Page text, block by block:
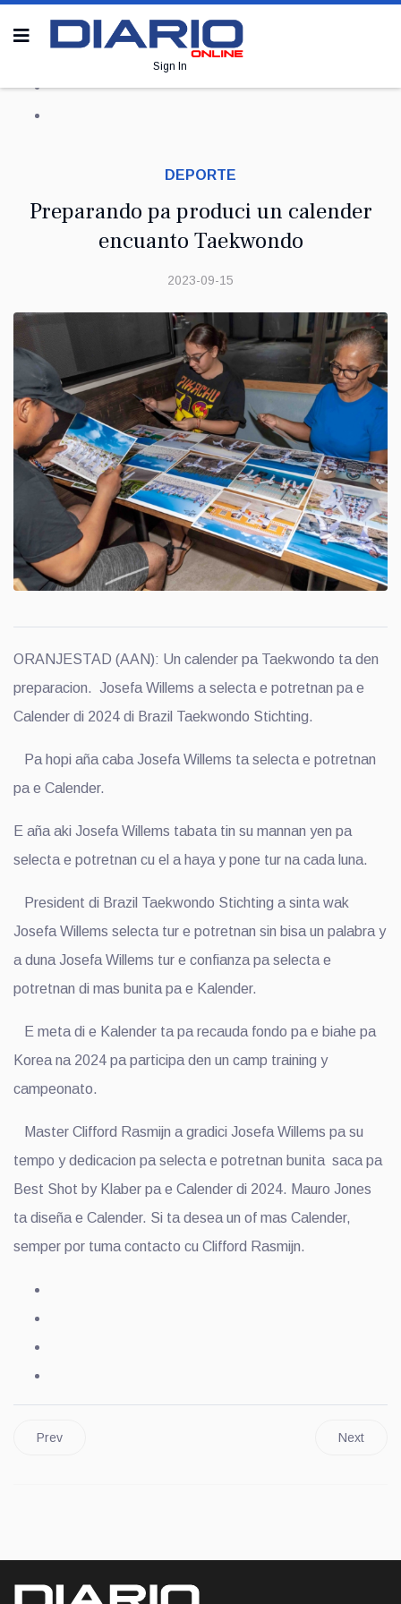
Sign In
DEPORTE
Preparando pa produci un calender
encuanto Taekwondo
2023-09-15
ORANJESTAD (AAN): Un calender pa Taekwondo ta den
preparacion. Josefa Willems a selecta e potretnan pa e
Calender di 2024 di Brazil Taekwondo Stichting.
Pa hopi aña caba Josefa Willems ta selecta e potretnan
pa e Calender.
E aña aki Josefa Willems tabata tin su mannan yen pa
selecta e potretnan cu el a haya y pone tur na cada luna.
President di Brazil Taekwondo Stichting a sinta wak
Josefa Willems selecta tur e potretnan sin bisa un palabra y
a duna Josefa Willems tur e confianza pa selecta e
potretnan di mas bunita pa e Kalender.
E meta di e Kalender ta pa recauda fondo pa e biahe pa
Korea na 2024 pa participa den un camp training y
campeonato.
Master Clifford Rasmijn a gradici Josefa Willems pa su
tempo y dedicacion pa selecta e potretnan bunita saca pa
Best Shot by Klaber pa e Calender di 2024. Mauro Jones
ta diseña e Calender. Si ta desea un of mas Calender,
semper por tuma contacto cu Clifford Rasmijn.
Prev Next